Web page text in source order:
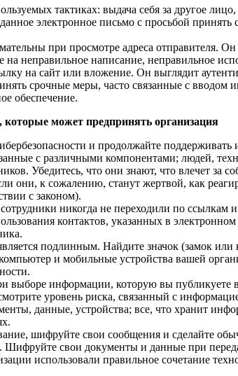
тактиках: выдача себя за другое
электронное письмо с просьбой
при просмотре адреса отправителя.
неправильное написание, неправильное
на сайт или вложение. Он выглядит
срочные меры, часто связанные с
обеспечение.
может предпринять организация
и продолжайте
с различными компонентами; людей,
Убедитесь, что они знают, что влечет
они, к сожалению, станут жертвой, как
с законом).
никогда не переходили по
контактов, указанных в
подлинным. Найдите значок (замок
и мобильные устройства вашей
выборе информации, которую вы
уровень риска, связанный с
данные, устройства; все, что хранит
шифруйте свои сообщения и сделайте
Шифруйте свои документы и данные при
использовали правильное сочетание